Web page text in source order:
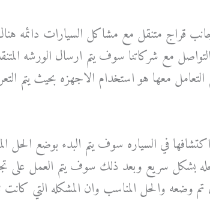
قراج متنقل مع مشاكل السيارات دائمه
التواصل مع شركاتنا سوف يتم ارسال الورشه
معها هو استخدام الاجهزه بحيث يتم
في السياره سوف يتم البدء بوضع الحل
بشكل سريع وبعد ذلك سوف يتم العمل على
وضعه والحل المناسب وان المشكله التي كانت